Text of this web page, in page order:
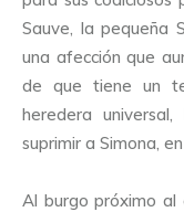
Sauve, la pequeña
una afección que
de que tiene un
heredera
suprimir a Simona,
Al burgo próximo al